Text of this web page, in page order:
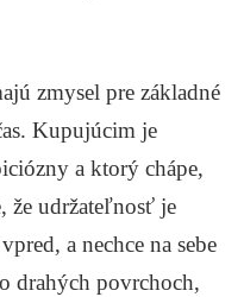
zmysel pre základné
Kupujúcim je
a ktorý chápe,
že udržateľnosť je
a nechce na sebe
drahých povrchoch,